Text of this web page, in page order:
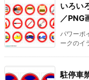
いろい
／PNG
パワーポ
ークのイ
駐停車